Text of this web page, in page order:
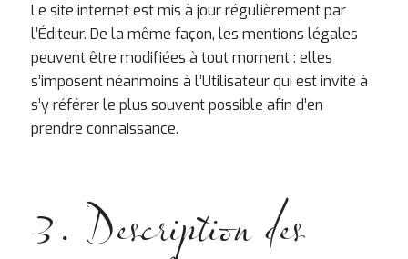
Le site internet est mis à jour régulièrement par
l’Éditeur. De la même façon, les mentions légales
peuvent être modifiées à tout moment : elles
s’imposent néanmoins à l’Utilisateur qui est invité à
s’y référer le plus souvent possible afin d’en
prendre connaissance.
3. Description des